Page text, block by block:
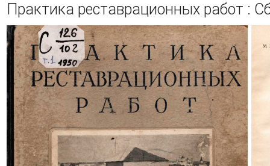
Практика реставрационных работ :